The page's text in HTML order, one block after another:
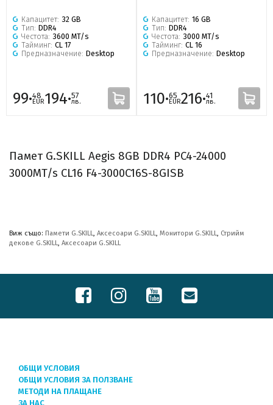
Капацитет: 32 GB
Тип: DDR4
Честота: 3600 MT/s
Тайминг: CL 17
Предназначение: Desktop
99·48
EUR194·57
лв.
Капацитет: 16 GB
Тип: DDR4
Честота: 3000 MT/s
Тайминг: CL 16
Предназначение: Desktop
110·65
EUR216·41
лв.
Памет G.SKILL Aegis 8GB DDR4 PC4-24000
3000MT/s CL16 F4-3000C16S-8GISB
Виж също: Памети G.SKILL, Аксесоари G.SKILL, Монитори G.SKILL, Стрийм
декове G.SKILL, Аксесоари G.SKILL
ОБЩИ УСЛОВИЯ
ОБЩИ УСЛОВИЯ ЗА ПОЛЗВАНЕ
МЕТОДИ НА ПЛАЩАНЕ
ЗА НАС